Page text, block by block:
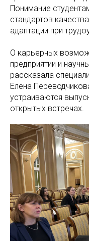
Понимание
стандартов
адаптации при
О карьерных
предприятии и
рассказала
Елена
устраиваются
открытых встречах.